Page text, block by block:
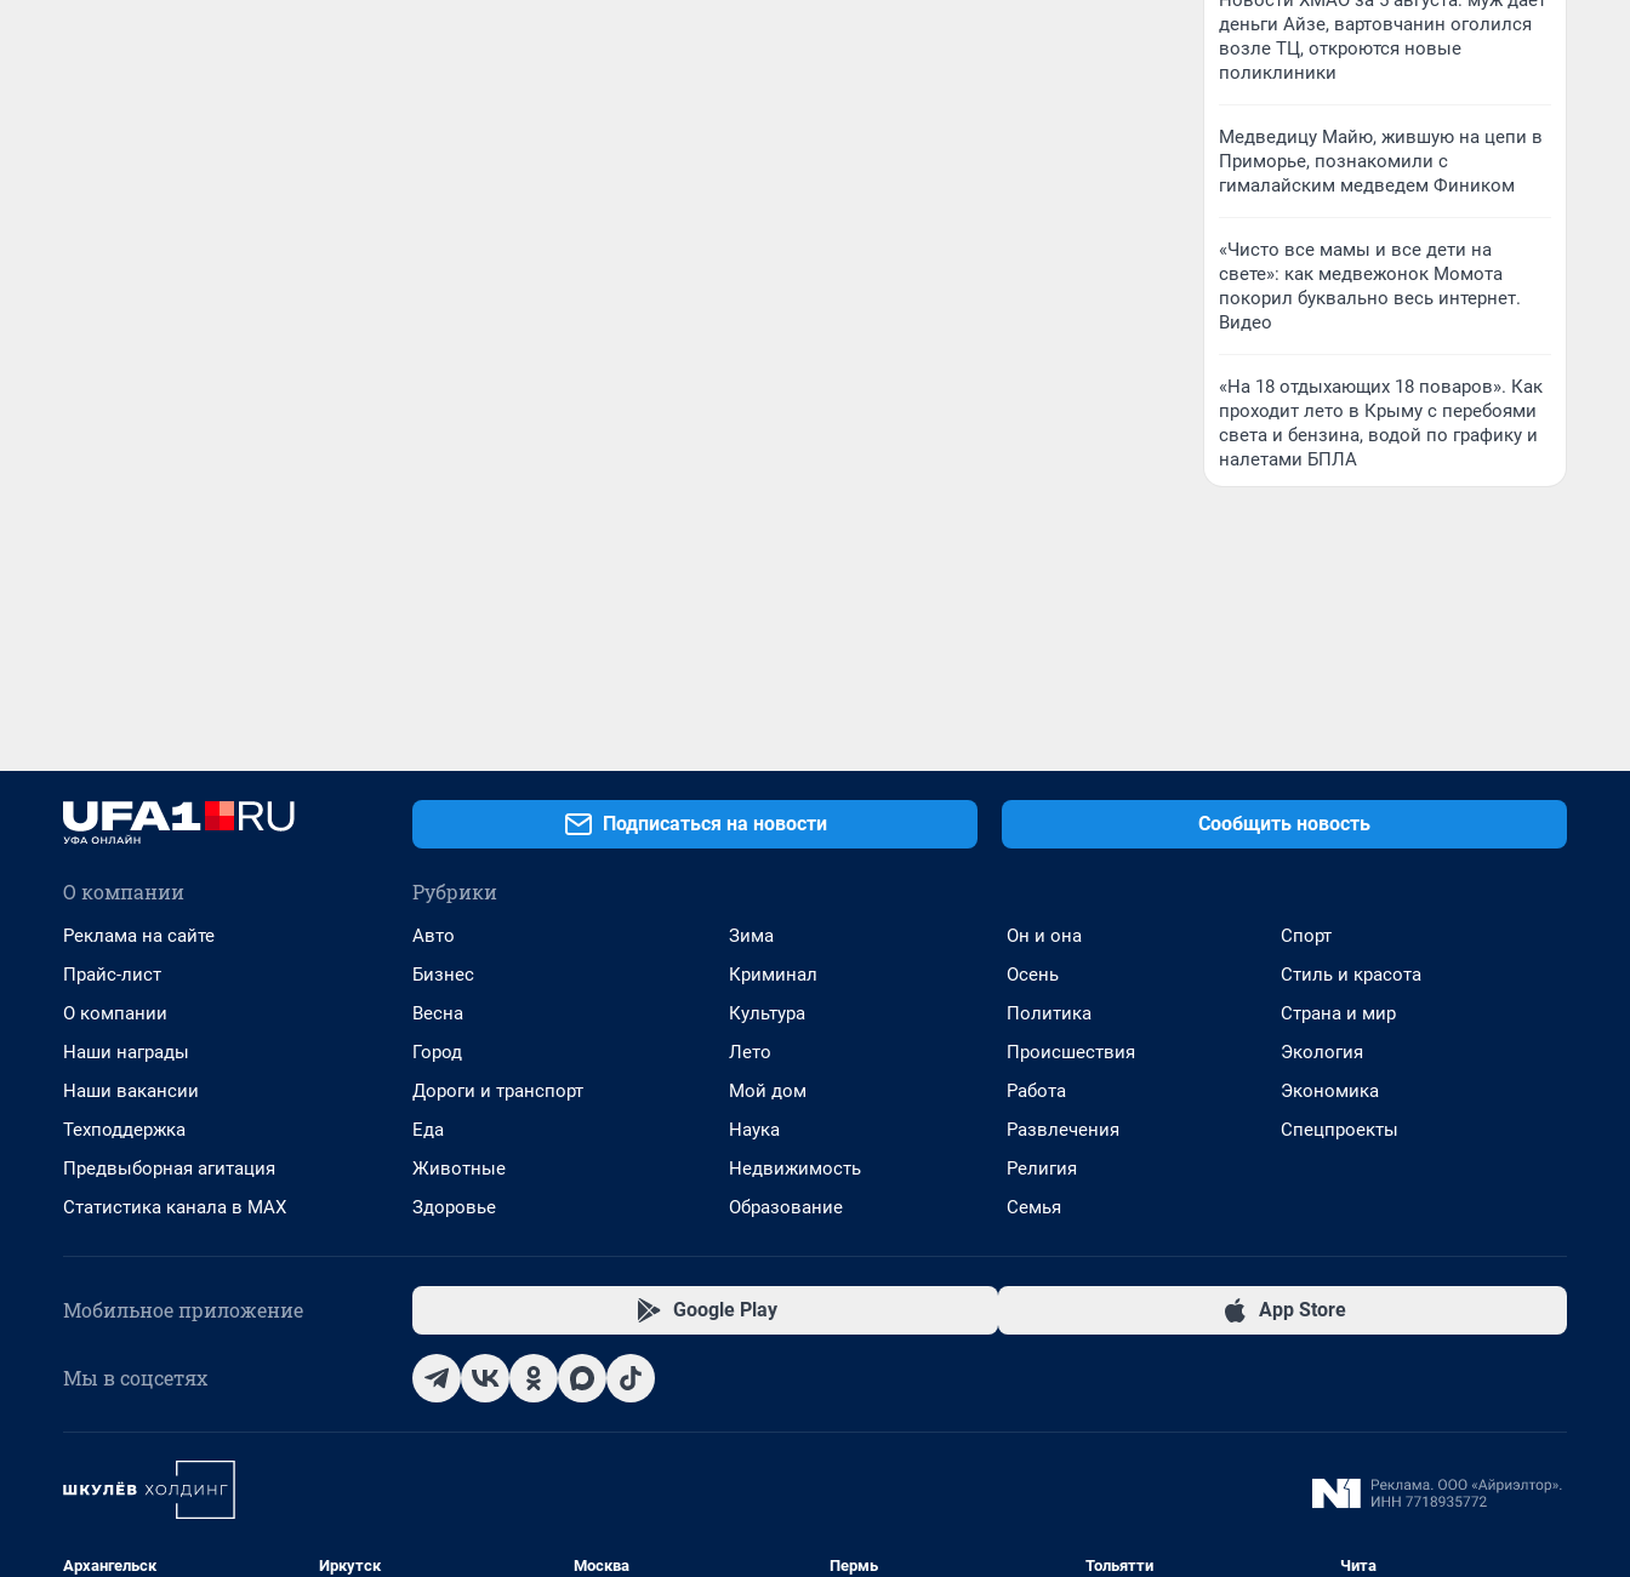
деньги Айзе, вартовчанин оголился
возле ТЦ, откроются новые
поликлиники
Медведицу Майю, жившую на цепи в
Приморье, познакомили с
гималайским медведем Фиником
«Чисто все мамы и все дети на
свете»: как медвежонок Момота
покорил буквально весь интернет.
Видео
«На 18 отдыхающих 18 поваров». Как
проходит лето в Крыму с перебоями
света и бензина, водой по графику и
налетами БПЛА
Подписаться на новости Сообщить новость
О компании
Реклама на сайте
Прайс-лист
О компании
Наши награды
Наши вакансии
Техподдержка
Предвыборная агитация
Статистика канала в MAX
Рубрики
Авто
Бизнес
Весна
Город
Дороги и транспорт
Еда
Животные
Здоровье
Зима
Криминал
Культура
Лето
Мой дом
Наука
Недвижимость
Образование
Он и она
Осень
Политика
Происшествия
Работа
Развлечения
Религия
Семья
Спорт
Стиль и красота
Страна и мир
Экология
Экономика
Спецпроекты
Мобильное приложение Google Play App Store
Мы в соцсетях
Архангельск Иркутск Москва Пермь Тольятти Чита